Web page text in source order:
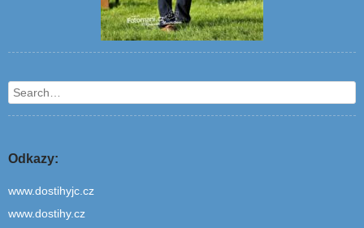
Search
Odkazy:
www.dostihyjc.cz
www.dostihy.cz